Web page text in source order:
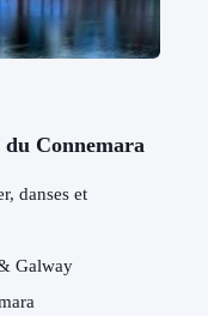
Connemara
danses et
Galway